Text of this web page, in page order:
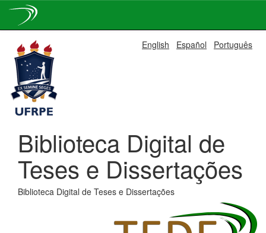
navigation
English Español Português
Biblioteca Digital de
Teses e Dissertações
Biblioteca Digital de Teses e Dissertações